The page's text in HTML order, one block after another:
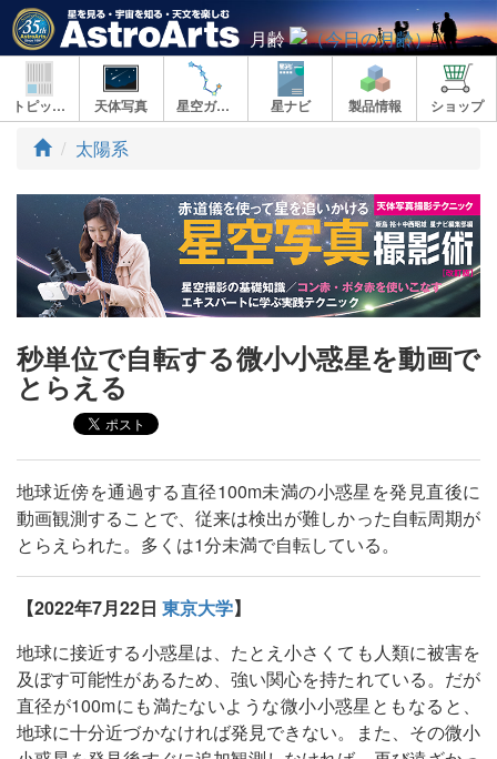
月齢
トピックス 天体写真 星空ガイド 星ナビ 製品情報 ショップ
ト
プ
太陽系
秒単位で自転する微小小惑星を動画で
とらえる
地球近傍を通過する直径100m未満の小惑星を発見直後に
動画観測することで、従来は検出が難しかった自転周期が
とらえられた。多くは1分未満で自転している。
【2022年7月22日 東京大学】
地球に接近する小惑星は、たとえ小さくても人類に被害を
及ぼす可能性があるため、強い関心を持たれている。だが
直径が100mにも満たないような微小小惑星ともなると、
地球に十分近づかなければ発見できない。また、その微小